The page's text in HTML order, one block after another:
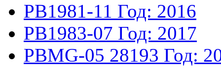
PB1981-11 Год: 2016
PB1983-07 Год: 2017
PBMG-05 28193 Год: